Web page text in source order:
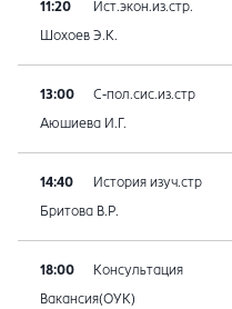
11:20 Ист.экон.из.стр.
Шохоев Э.К.
13:00 С-пол.сис.из.стр
Аюшиева И.Г.
14:40 История изуч.стр
Бритова В.Р.
18:00 Консультация
Вакансия(ОУК)